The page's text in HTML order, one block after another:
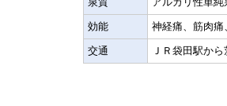
効能 神経痛、筋肉
交通 ＪＲ袋田駅か